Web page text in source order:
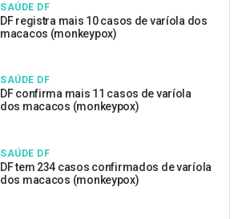
SAÚDE DF
DF registra mais 10 casos de varíola dos
macacos (monkeypox)
SAÚDE DF
DF confirma mais 11 casos de varíola
dos macacos (monkeypox)
SAÚDE DF
DF tem 234 casos confirmados de varíola
dos macacos (monkeypox)